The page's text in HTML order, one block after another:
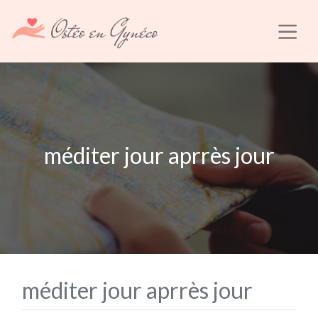
méditer jour aprrès jour
méditer jour aprrès jour